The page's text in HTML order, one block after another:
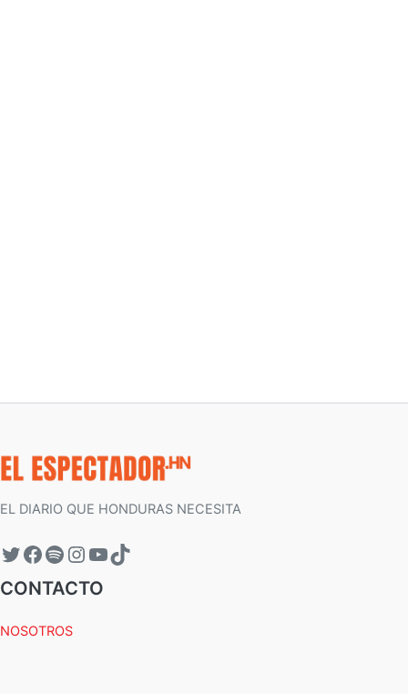
EL DIARIO QUE HONDURAS NECESITA
CONTACTO
NOSOTROS